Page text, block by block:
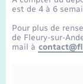
Etat-civil -
Mariage –
Transports
Travaux -
public
Compétences
est de 4 à 6
Pour plus de
de Fleury-sur-
mail à